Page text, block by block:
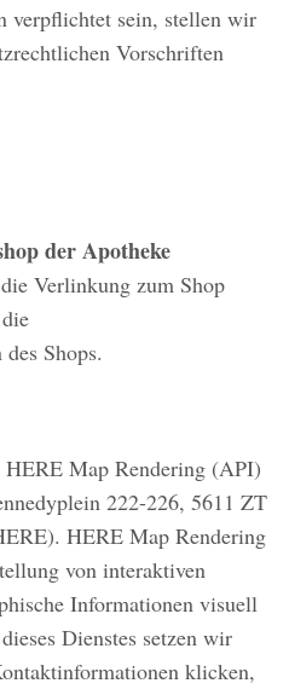
verpflichtet sein, stellen wir
Vorschriften
der Apotheke
Verlinkung zum Shop
Shops.
Map Rendering (API)
222-226, 5611 ZT
HERE Map Rendering
von interaktiven
Informationen visuell
Dienstes setzen wir
klicken,